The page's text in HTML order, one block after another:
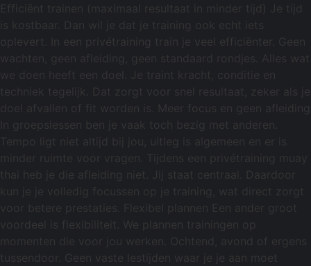
Efficiënt trainen (maximaal resultaat in minder tijd) Je tijd
is kostbaar. Dan wil je dat je training ook echt iets
oplevert. In een privétraining train je veel efficiënter. Geen
wachten, geen afleiding, geen standaard rondjes. Alles wat
we doen heeft een doel. Je traint kracht, conditie en
techniek tegelijk. Dat zorgt voor snel resultaat, zeker als je
doel afvallen of fit worden is. Meer focus en geen afleiding
In groepslessen ben je vaak toch bezig met anderen.
Tempo ligt niet altijd bij jou, uitleg is algemeen en er is
minder ruimte voor vragen. Tijdens een privétraining muay
thai heb je die afleiding niet. Jij staat centraal. Daardoor
kun je je volledig focussen op je training, wat direct zorgt
voor betere prestaties. Flexibel plannen Een ander groot
voordeel is flexibiliteit. We plannen trainingen op
momenten die voor jou werken. Ochtend, avond of ergens
tussendoor. Geen vaste lestijden waar je je aan moet